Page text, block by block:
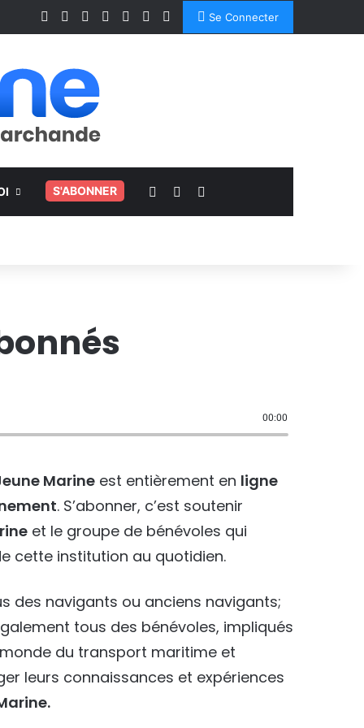
FacebookLinkedinYouTubeInstagram
SpotifyTikTokSe Connecter
S'ABONNER Voir votre panier
Switch skin
00:00
Marine est entièrement en ligne
. S’abonner, c’est soutenir
et le groupe de bénévoles qui
cette institution au quotidien.
des navigants ou anciens navigants;
tous des bénévoles, impliqués
du transport maritime et
leurs connaissances et expériences